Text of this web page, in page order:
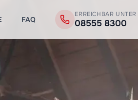
FAQ
ERREICHBAR UNTER
08555 8300